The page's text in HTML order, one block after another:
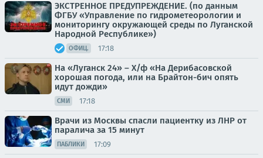
ЭКСТРЕННОЕ ПРЕДУПРЕЖДЕНИЕ. (по данным
ФГБУ «Управление по гидрометеорологии и
мониторингу окружающей среды по Луганской
Народной Республике»)
ОФИЦ. 17:18
На «Луганск 24» – Х/ф «На Дерибасовской
хорошая погода, или на Брайтон-бич опять
идут дожди»
СМИ 17:18
Врачи из Москвы спасли пациентку из ЛНР от
паралича за 15 минут
ПАБЛИКИ 17:09